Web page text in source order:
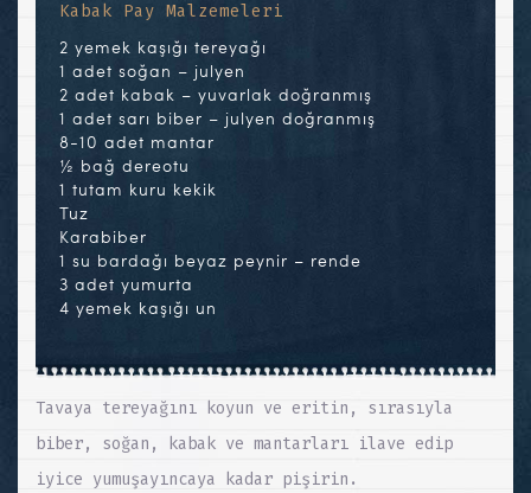
Kabak Pay Malzemeleri
2 yemek kaşığı tereyağı
1 adet soğan – julyen
2 adet kabak – yuvarlak doğranmış
1 adet sarı biber – julyen doğranmış
8-10 adet mantar
½ bağ dereotu
1 tutam kuru kekik
Tuz
Karabiber
1 su bardağı beyaz peynir – rende
3 adet yumurta
4 yemek kaşığı un
Tavaya tereyağını koyun ve eritin, sırasıyla
biber, soğan, kabak ve mantarları ilave edip
iyice yumuşayıncaya kadar pişirin.